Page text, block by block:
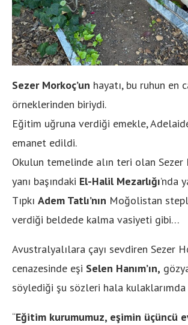
Sezer Morkoç’un hayatı, bu ruhun en
örneklerinden biriydi.
Eğitim uğruna verdiği emekle,
emanet edildi.
Okulun temelinde alın teri olan Sezer
yanı başındaki El-Halil Mezarlığı’nda
Tıpkı Adem Tatlı’nın Moğolistan
verdiği beldede kalma vasiyeti gibi…
Avustralyalılara çayı sevdiren Sezer
cenazesinde eşi Selen Hanım’ın,
söylediği şu sözleri hala kulaklarımda
“Eğitim kurumumuz, eşimin üçüncü